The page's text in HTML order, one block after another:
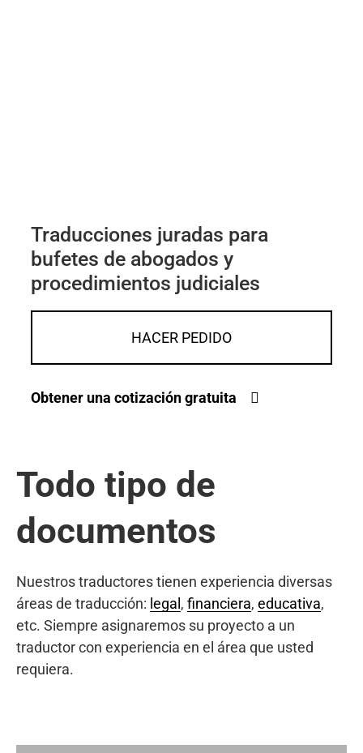
Traducciones juradas para
bufetes de abogados y
procedimientos judiciales
HACER PEDIDO
Obtener una cotización gratuita
Todo tipo de
documentos
Nuestros traductores tienen experiencia diversas
áreas de traducción: legal , financiera, educativa,
etc. Siempre asignaremos su proyecto a un
traductor con experiencia en el área que usted
requiera.